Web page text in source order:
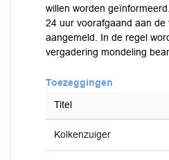
willen worden
24 uur voorafgaand aan
aangemeld. In de regel
vergadering mondeling
Toezeggingen
Titel
Kolkenzuiger